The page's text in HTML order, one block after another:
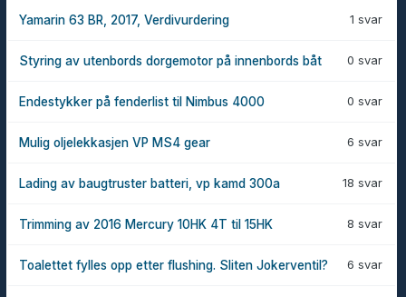
1 svar
Yamarin 63 BR, 2017, Verdivurdering
0 svar
Styring av utenbords dorgemotor på innenbords båt
0 svar
Endestykker på fenderlist til Nimbus 4000
6 svar
Mulig oljelekkasjen VP MS4 gear
18 svar
Lading av baugtruster batteri, vp kamd 300a
8 svar
Trimming av 2016 Mercury 10HK 4T til 15HK
6 svar
Toalettet fylles opp etter flushing. Sliten Jokerventil?